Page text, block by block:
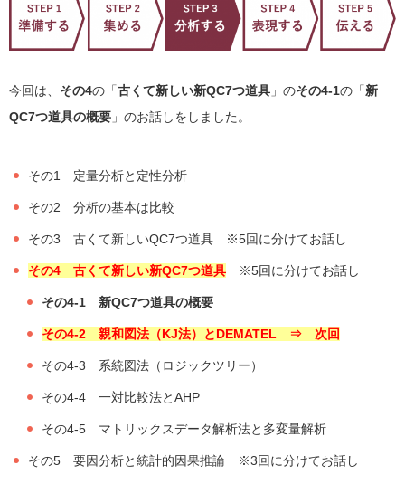
今回は、 その4の「古くて新しい新QC7つ道具 」のその4-1の「新
QC7つ道具の概要 」 のお話しをしました。
その1 定量分析と定性分析
その2 分析の基本は比較
その3 古くて新しいQC7つ道具 ※5回に分けてお話し
その4 古くて新しい新QC7つ道具 ※5回に分けてお話し
その4-1 新QC7つ道具の概要
その4-2 親和図法（KJ法）とDEMATEL ⇒ 次回
その4-3 系統図法（ロジックツリー）
その4-4 一対比較法とAHP
その4-5 マトリックスデータ解析法と多変量解析
その5 要因分析と統計的因果推論※3回に分けてお話し